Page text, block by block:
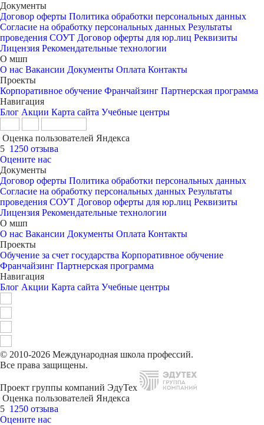
Документы
Договор оферты Политика обработки персональных данных
Согласие на обработку персональных данных Результаты
проведения СОУТ Договор оферты для юр.лиц Реквизиты
Лицензия Рекомендательные технологии
О мшп
О нас Вакансии Документы Оплата Контакты
Проекты
Корпоративное обучение Франчайзинг Партнерская программа
Навигация
Блог Акции Карта сайта Учебные центры
Оценка пользователей Яндекса
5 1250 отзыва
Оцените нас
Документы
Договор оферты Политика обработки персональных данных
Согласие на обработку персональных данных Результаты
проведения СОУТ Договор оферты для юр.лиц Реквизиты
Лицензия Рекомендательные технологии
О мшп
О нас Вакансии Документы Оплата Контакты
Проекты
Обучение за счет государства Корпоративное обучение
Франчайзинг Партнерская программа
Навигация
Блог Акции Карта сайта Учебные центры
© 2010-2026 Международная школа профессий.
Все права защищены.
Проект группы компаний ЭдуТех
Оценка пользователей Яндекса
5 1250 отзыва
Оцените нас